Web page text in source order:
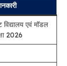
एवं मॉडल
2026